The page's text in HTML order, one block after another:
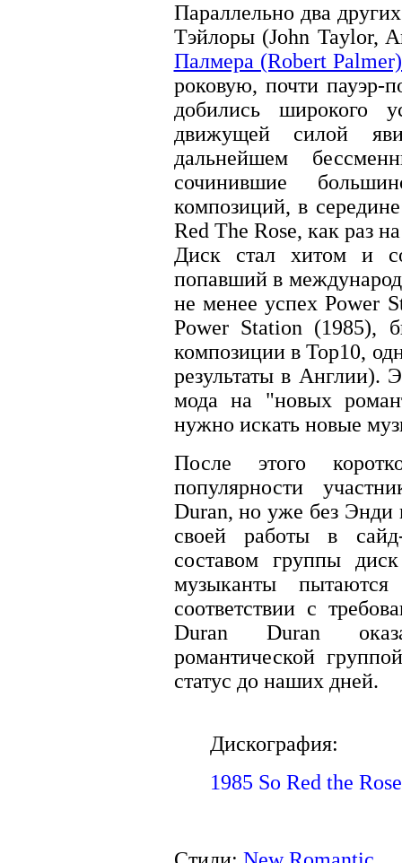
Параллельно два
Тэйлоры (John Taylor,
Палмера (Robert Palmer)
роковую, почти пауэр-
добились широкого
движущей силой
дальнейшем
сочинившие
композиций, в
Red The Rose, как раз
Диск стал хитом и
попавший в
не менее успех Power
Power Station (1985),
композиции в Тор10,
результаты в Англии).
мода на "новых
нужно искать новые
После этого
популярности
Duran, но уже без Энди
своей работы в
составом группы
музыканты
соответствии с
Duran Duran
романтической
статус до наших дней.
Дискография:
1985 So Red the